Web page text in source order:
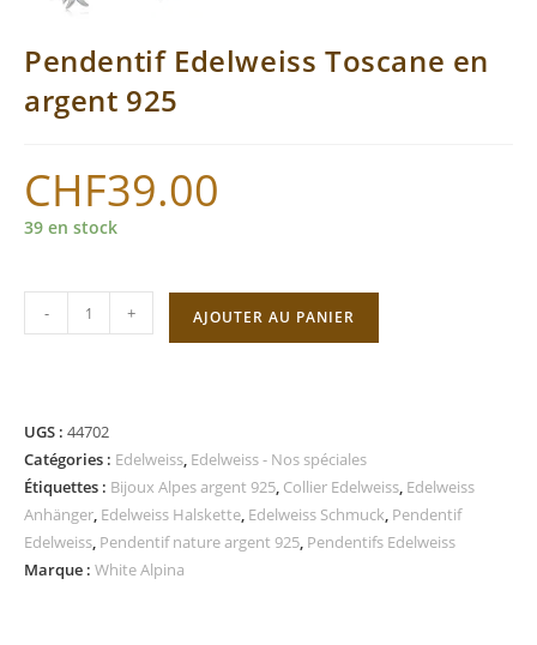
Pendentif Edelweiss Toscane en
argent 925
CHF39.00
39 en stock
quantité
de
Toscane
en
argent
925
- + AJOUTER AU PANIER
UGS : 44702
Catégories : Edelweiss, Edelweiss - Nos spéciales
Étiquettes : Bijoux Alpes argent 925, Collier Edelweiss, Edelweiss
Anhänger, Edelweiss Halskette, Edelweiss Schmuck, Pendentif
Edelweiss, Pendentif nature argent 925, Pendentifs Edelweiss
Marque : White Alpina